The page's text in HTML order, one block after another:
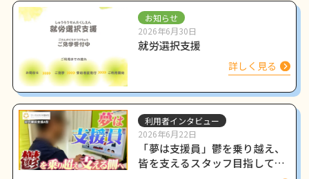
お知らせ
2026年6月30日
就労選択支援
詳しく見る
利用者インタビュー
2026年6月22日
「夢は支援員」鬱を乗り越え、
皆を支えるスタッフ目指して働